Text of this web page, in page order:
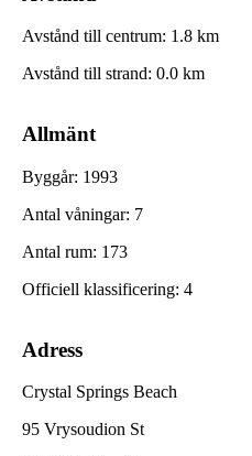
Avstånd till centrum: 1.8 km
Avstånd till strand: 0.0 km
Allmänt
Byggår: 1993
Antal våningar: 7
Antal rum: 173
Officiell klassificering: 4
Adress
Crystal Springs Beach
95 Vrysoudion St